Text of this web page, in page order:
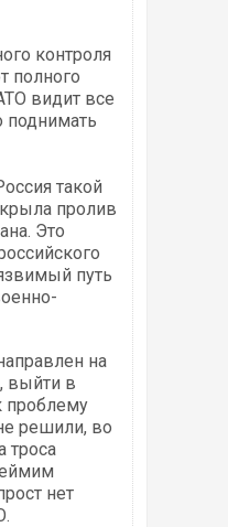
контроля
полного
видит все
поднимать
такой
пролив
Это
путь
на
выйти в
проблему
решили, во
троса
нет